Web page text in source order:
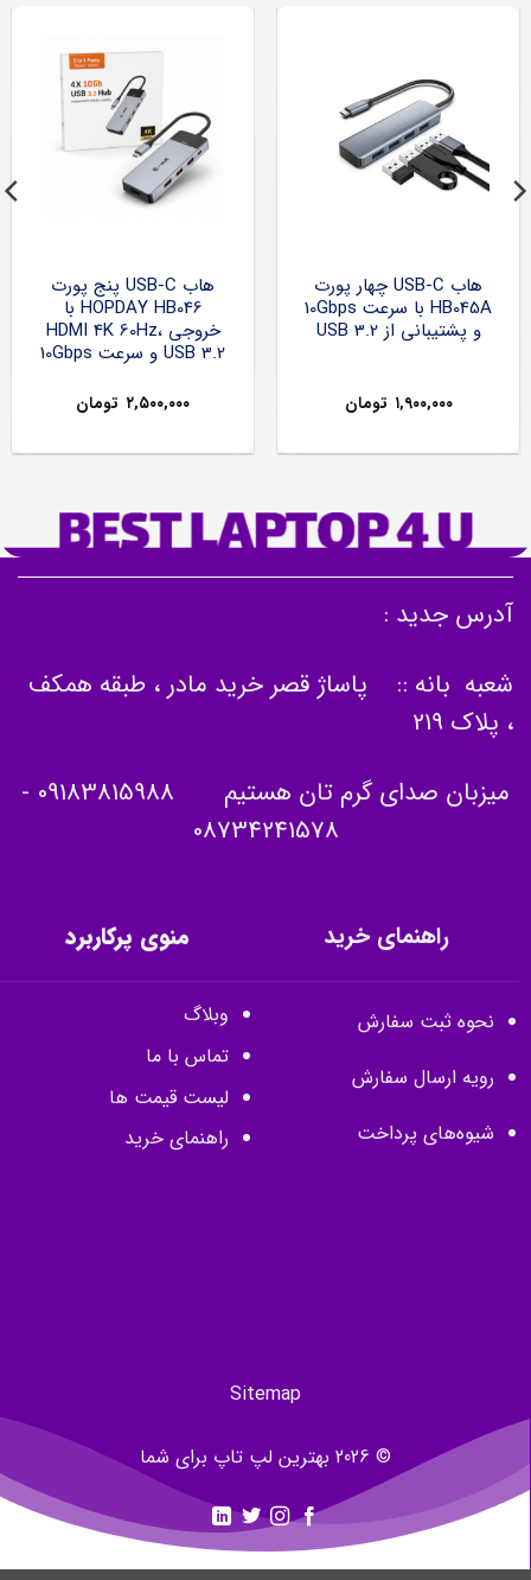
هاب USB-C چهار پورت
HB045A با سرعت 10Gbps
و پشتیبانی از USB 3.2
۱,۹۰۰,۰۰۰ تومان
هاب USB-C پنج پورت
HOPDAY HB046 با
خروجی HDMI 4K 60Hz،
USB 3.2 و سرعت 10Gbps
۲,۵۰۰,۰۰۰ تومان
آدرس جدید :
شعبه بانه :: پاساژ قصر خرید مادر ، طبقه همکف
، پلاک 219
میزبان صدای گرم تان هستیم 09183815988
-
08734241578
راهنمای خرید
نحوه ثبت سفارش
رویه ارسال سفارش
شیوه‌های پرداخت
منوی پرکاربرد
وبلاگ
تماس با ما
لیست قیمت ها
راهنمای خرید
Sitemap
© 2026 بهترین لپ تاپ برای شما